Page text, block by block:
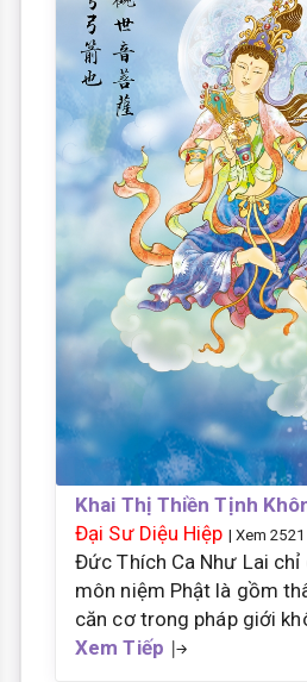
Khai Thị Thiền Tịnh
Đại Sư Diệu Hiệp | Xem 2521
Đức Thích Ca Như Lai chỉ
môn niệm Phật là gồm
căn cơ trong pháp giới
Xem Tiếp